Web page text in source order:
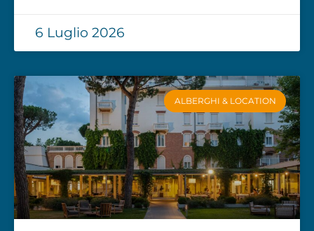
6 Luglio 2026
ALBERGHI & LOCATION